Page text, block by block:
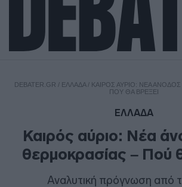
DEBATER.GR / ΕΛΛΑΔΑ/ ΚΑΙΡΌΣ ΑΎΡΙΟ: ΝΈΑ
ΠΟΎ ΘΑ ΒΡΈΞΕΙ
ΕΛΛΑΔΑ
Καιρός αύριο: Νέα
θερμοκρασίας – Πού
Αναλυτική πρόγνωση από